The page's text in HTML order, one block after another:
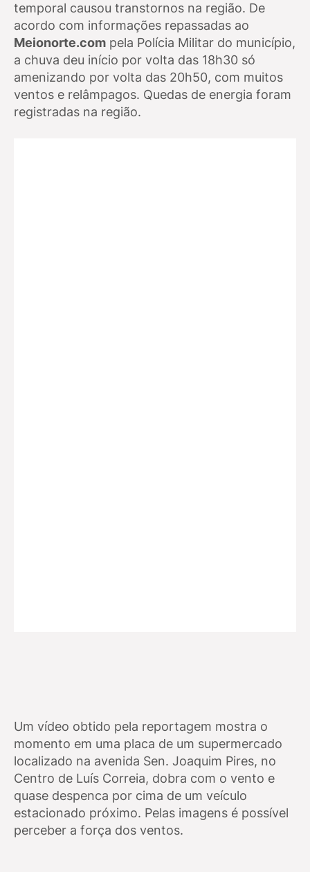
temporal causou transtornos na região. De
acordo com informações repassadas ao
Meionorte.com pela Polícia Militar do município,
a chuva deu início por volta das 18h30 só
amenizando por volta das 20h50, com muitos
ventos e relâmpagos. Quedas de energia foram
registradas na região.
Um vídeo obtido pela reportagem mostra o
momento em uma placa de um supermercado
localizado na avenida Sen. Joaquim Pires, no
Centro de Luís Correia, dobra com o vento e
quase despenca por cima de um veículo
estacionado próximo. Pelas imagens é possível
perceber a força dos ventos.